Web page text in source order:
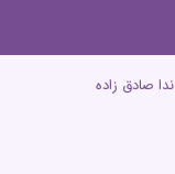
ندا صادق زاده